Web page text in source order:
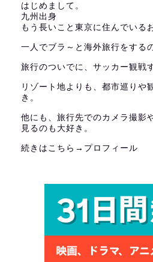
はじめまして。
九州出身
もう長いこと東京に住んでいる
一人でブラ～と海外旅行をする
旅行のついでに、サッカー観戦
リゾート地よりも、都市巡りや
き。
他にも、旅行先でのカメラ撮影
見るのも大好き。
続きはこちら→ プロフィール